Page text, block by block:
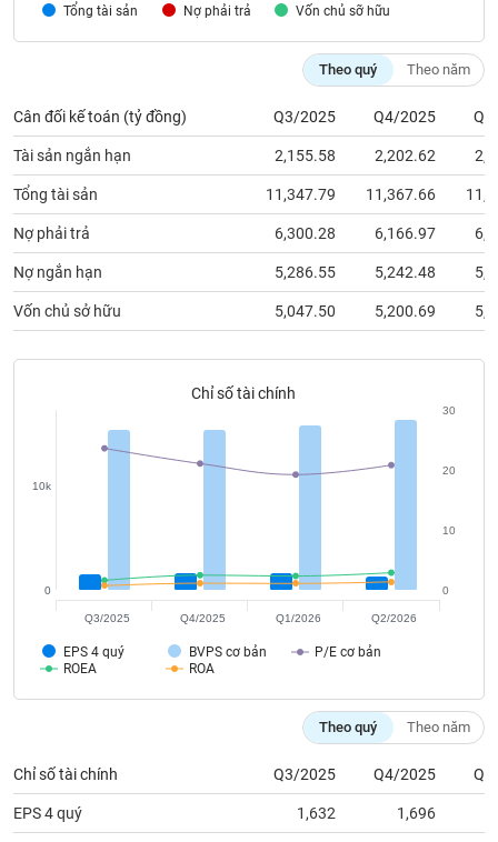
Tổng tài sản Nợ phải trả Vốn chủ sỡ hữu
Theo quý Theo năm
Cân đối kế toán (tỷ đồng) Q3/2025 Q4/2025
Tài sản ngắn hạn 2,155.58 2,202.62
Tổng tài sản 11,347.79 11,367.66
Nợ phải trả 6,300.28 6,166.97
Nợ ngắn hạn 5,286.55 5,242.48
Vốn chủ sở hữu 5,047.50 5,200.69
Chỉ số tài chính
EPS 4 quý BVPS cơ bản
P/E cơ bản
ROEA
ROA
0
10k
0
10
20
30
Q3/2025 Q4/2025 Q1/2026 Q2/2026
Theo quý Theo năm
Chỉ số tài chính Q3/2025 Q4/2025
EPS 4 quý 1,632 1,696
Đào
Sách
tài
chính
Công
Truyền